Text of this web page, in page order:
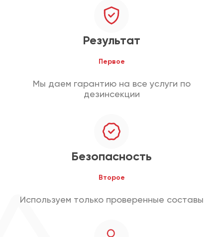
Результат
Первое
Мы даем гарантию на все услуги по
дезинсекции
Безопасность
Второе
Используем только проверенные составы